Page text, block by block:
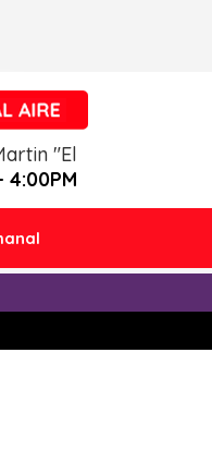
"El
4:00PM